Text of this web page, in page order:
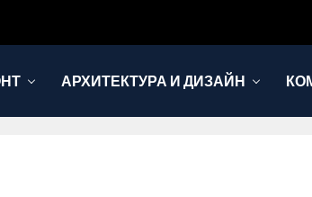
АРХИТЕКТУРА И ДИЗАЙН